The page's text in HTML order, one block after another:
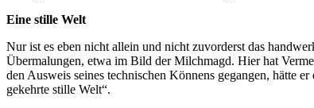
Eine stille Welt
Nur ist es eben nicht allein und nicht zuvorderst das
Übermalungen, etwa im Bild der Milchmagd. Hier hat
den Ausweis seines technischen Könnens gegangen, hätte
gekehrte stille Welt“.